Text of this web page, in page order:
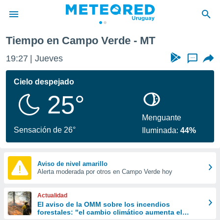
de
ha
calidad.
a este
las
y
forma
digital
basada
Tiempo en Campo Verde - MT
19:27 Jueves ...
Cielo despejado
25°
Sensación de 26°
Menguante
Iluminada:44%
Aviso de nivel amarillo
Alerta moderada por otros en Campo Verde hoy
Actualidad
El aviso de la OMM sobre los incendios
forestales: "el cambio climático aumenta el